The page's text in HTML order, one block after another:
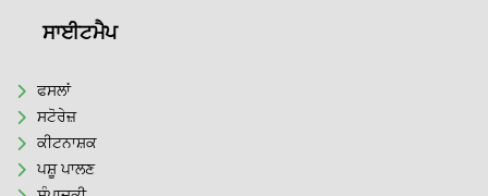
ਸਾਈਟਮੈਪ
ਫਸਲਾਂ
ਸਟੋਰੇਜ਼
ਕੀਟਨਾਸ਼ਕ
ਪਸ਼ੂ ਪਾਲਣ